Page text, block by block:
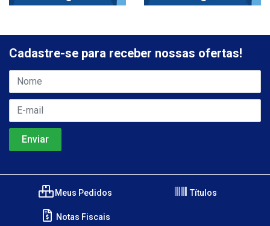
Cadastre-se para receber nossas ofertas!
Meus Pedidos Títulos
Notas Fiscais